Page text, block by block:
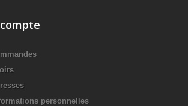
personnelles